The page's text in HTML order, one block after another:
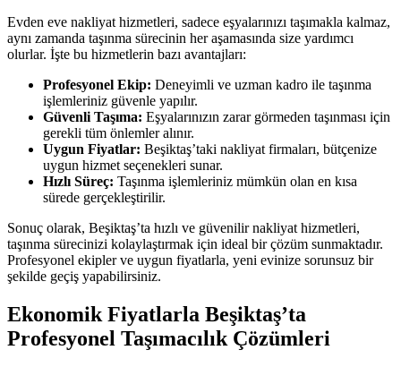
Evden eve nakliyat hizmetleri, sadece eşyalarınızı taşımakla kalmaz,
aynı zamanda taşınma sürecinin her aşamasında size yardımcı
olurlar. İşte bu hizmetlerin bazı avantajları:
Profesyonel Ekip: Deneyimli ve uzman kadro ile taşınma
işlemleriniz güvenle yapılır.
Güvenli Taşıma: Eşyalarınızın zarar görmeden taşınması için
gerekli tüm önlemler alınır.
Uygun Fiyatlar: Beşiktaş’taki nakliyat firmaları, bütçenize
uygun hizmet seçenekleri sunar.
Hızlı Süreç: Taşınma işlemleriniz mümkün olan en kısa
sürede gerçekleştirilir.
Sonuç olarak, Beşiktaş’ta hızlı ve güvenilir nakliyat hizmetleri,
taşınma sürecinizi kolaylaştırmak için ideal bir çözüm sunmaktadır.
Profesyonel ekipler ve uygun fiyatlarla, yeni evinize sorunsuz bir
şekilde geçiş yapabilirsiniz.
Ekonomik Fiyatlarla Beşiktaş’ta
Profesyonel Taşımacılık Çözümleri